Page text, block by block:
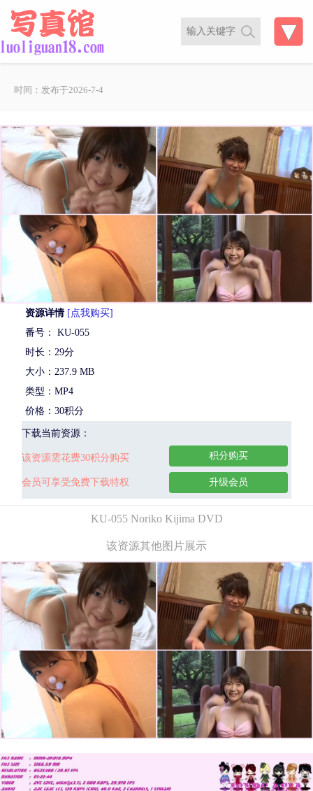
时间：发布于2026-7-4
资源详情 [点我购买]
番号： KU-055
时长：29分
大小：237.9 MB
类型：MP4
价格：30积分
下载当前资源：
该资源需花费30积分购买
会员可享受免费下载特权
积分购买
升级会员
KU-055 Noriko Kijima DVD
该资源其他图片展示